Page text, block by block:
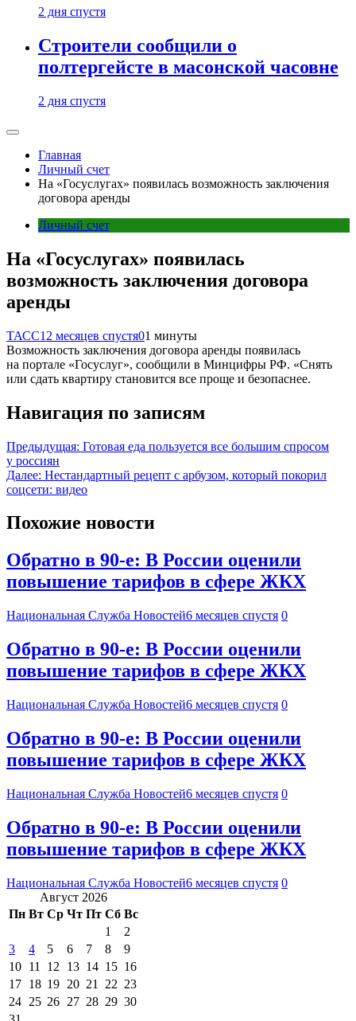
2 дня спустя
Строители сообщили о
полтергейсте в масонской часовне
2 дня спустя
Главная
Личный счет
На «Госуслугах» появилась возможность заключения
договора аренды
Личный счет
На «Госуслугах» появилась
возможность заключения договора
аренды
ТАСС12 месяцев спустя01 минуты
Возможность заключения договора аренды появилась
на портале «Госуслуг», сообщили в Минцифры РФ. «Снять
или сдать квартиру становится все проще и безопаснее.
Навигация по записям
Предыдущая: Готовая еда пользуется все большим спросом
у россиян
Далее: Нестандартный рецепт с арбузом, который покорил
соцсети: видео
Похожие новости
Обратно в 90-е: В России оценили
повышение тарифов в сфере ЖКХ
Национальная Служба Новостей6 месяцев спустя 0
Обратно в 90-е: В России оценили
повышение тарифов в сфере ЖКХ
Национальная Служба Новостей6 месяцев спустя 0
Обратно в 90-е: В России оценили
повышение тарифов в сфере ЖКХ
Национальная Служба Новостей6 месяцев спустя 0
Обратно в 90-е: В России оценили
повышение тарифов в сфере ЖКХ
Национальная Служба Новостей6 месяцев спустя 0
Август 2026
Пн Вт Ср Чт Пт Сб Вс
1
2
3
4 5 6 7 8
9
10 11 12 13 14 15 16
17 18 19 20 21 22 23
24 25 26 27 28 29 30